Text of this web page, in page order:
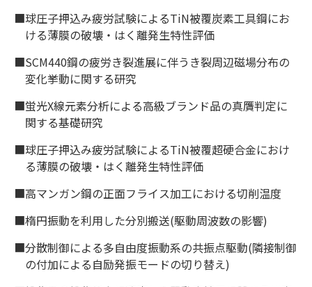
■球圧子押込み疲労試験によるTiN被覆炭素工具鋼にお
ける薄膜の破壊・はく離発生特性評価
■SCM440鋼の疲労き裂進展に伴うき裂周辺磁場分布の
変化挙動に関する研究
■蛍光X線元素分析による高級ブランド品の真贋判定に
関する基礎研究
■球圧子押込み疲労試験によるTiN被覆超硬合金におけ
る薄膜の破壊・はく離発生特性評価
■高マンガン鋼の正面フライス加工における切削温度
■楕円振動を利用した分別搬送(駆動周波数の影響)
■分散制御による多自由度振動系の共振点駆動(隣接制御
の付加による自励発振モードの切り替え)